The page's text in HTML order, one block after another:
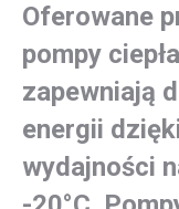
Oferowane
pompy
zapewniają
energii
wydajności